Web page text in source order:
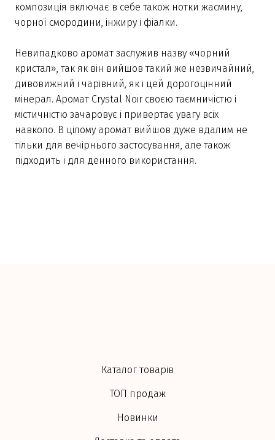
композиція включає в себе також нотки жасмину,
чорної смородини, інжиру і фіалки.
Невипадково аромат заслужив назву «чорний
кристал», так як він вийшов такий же незвичайний,
дивовижний і чарівний, як і цей дорогоцінний
мінерал. Аромат Crystal Noir своєю таємничістю і
містичністю зачаровує і привертає увагу всіх
навколо. В цілому аромат вийшов дуже вдалим не
тільки для вечірнього застосування, але також
підходить і для денного використання.
Каталог товарів
ТОП продаж
Новинки